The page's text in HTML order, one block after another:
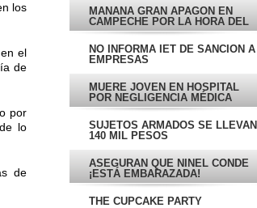
los
el
de
por
lo
de
MAÑANA GRAN APAGÓN EN
CAMPECHE POR LA HORA DEL
PLANETA
NO INFORMA IET DE SANCIÓN A
EMPRESAS
MUERE JOVEN EN HOSPITAL
POR NEGLIGENCIA MÉDICA
SUJETOS ARMADOS SE LLEVAN
140 MIL PESOS
ASEGURAN QUE NINEL CONDE
¡ESTÁ EMBARAZADA!
THE CUPCAKE PARTY